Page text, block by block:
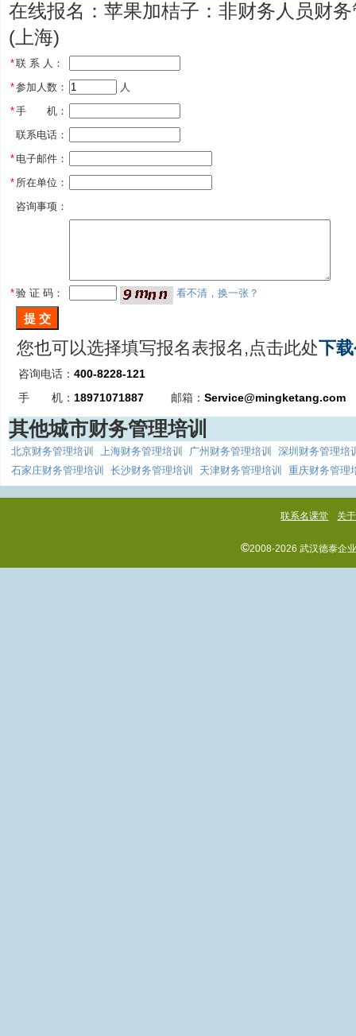
在线报名：苹果加桔子：非财务人员财
(上海)
*联 系 人：
*参加人数：
人
*手 机：
联系电话：
* 电子邮件：
* 所在单位：
咨询事项：
*验 证 码： 看不清，换一张？
您也可以选择填写报名表报名,点击此处下
咨询电话： 400-8228-121
手 机： 18971071887 邮箱： Service@mingketang.com
其他城市财务管理培训
北京财务管理培训 上海财务管理培训 广州财务管理培训
深圳财务管理培
石家庄财务管理培训
长沙财务管理培训 天津财务管理培训 重庆财务管理
联系名课堂 关
©2008-2026 武汉德泰企